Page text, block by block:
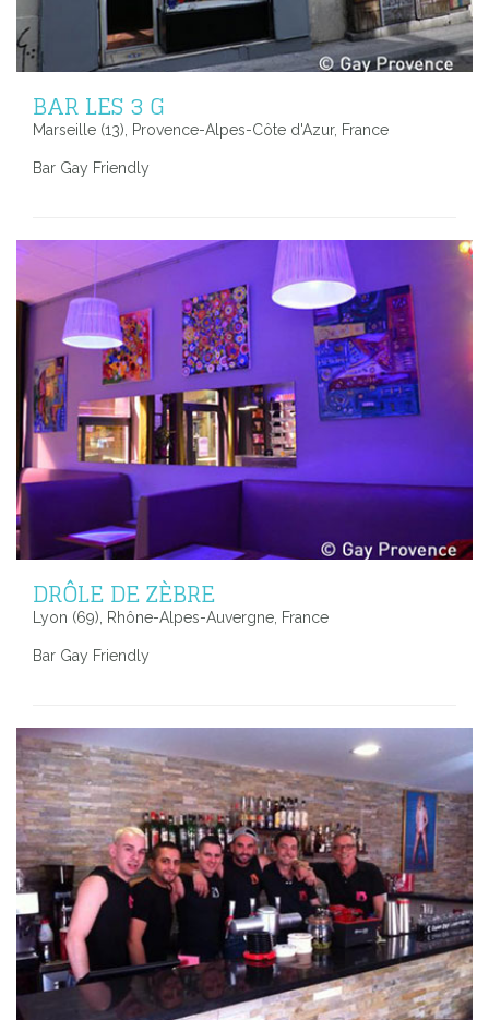
BAR LES 3 G
Marseille (13), Provence-Alpes-Côte d'Azur, France
Bar Gay Friendly
DRÔLE DE ZÈBRE
Lyon (69), Rhône-Alpes-Auvergne, France
Bar Gay Friendly